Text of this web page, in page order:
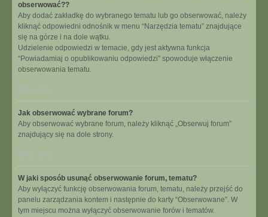
obserwować??
Aby dodać zakładkę do wybranego tematu lub go obserwować, należy
kliknąć odpowiedni odnośnik w menu “Narzędzia tematu” znajdujące
się na górze i na dole wątku.
Udzielenie odpowiedzi w temacie, gdy jest aktywna funkcja
“Powiadamiaj o opublikowaniu odpowiedzi” spowoduje włączenie
obserwowania tematu.
Na górę
Jak obserwować wybrane forum?
Aby obserwować wybrane forum, należy kliknąć „Obserwuj forum”
znajdujący się na dole strony.
Na górę
W jaki sposób usunąć obserwowanie forum, tematu?
Aby wyłączyć funkcję obserwowania forum, tematu, należy przejść do
panelu zarządzania kontem i następnie do karty “Obserwowane”. W
tym miejscu można wyłączyć obserwowanie forów i tematów.